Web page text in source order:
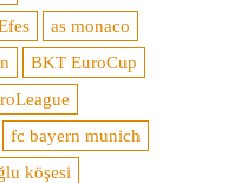
as monaco
BKT EuroCup
fc bayern munich
köşesi